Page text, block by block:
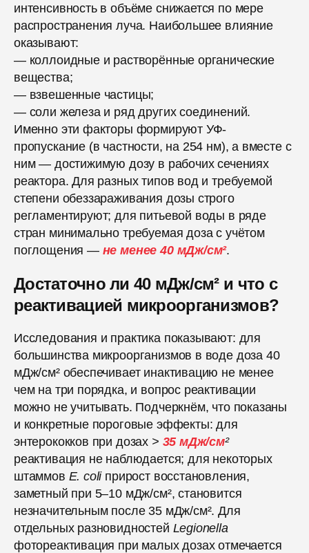
интенсивность в объёме снижается по мере
распространения луча. Наибольшее влияние
оказывают:
— коллоидные и растворённые органические
вещества;
— взвешенные частицы;
— соли железа и ряд других соединений.
Именно эти факторы формируют УФ-
пропускание (в частности, на 254 нм), а вместе с
ним — достижимую дозу в рабочих сечениях
реактора. Для разных типов вод и требуемой
степени обеззараживания дозы строго
регламентируют; для питьевой воды в ряде
стран минимально требуемая доза с учётом
поглощения — не менее 40 мДж/см².
Достаточно ли 40 мДж/см² и что с
реактивацией микроорганизмов?
Исследования и практика показывают: для
большинства микроорганизмов в воде доза 40
мДж/см² обеспечивает инактивацию не менее
чем на три порядка, и вопрос реактивации
можно не учитывать. Подчеркнём, что показаны
и конкретные пороговые эффекты: для
энтерококков при дозах > 35 мДж/см²
реактивация не наблюдается; для некоторых
штаммов E. coliприрост восстановления,
заметный при 5–10 мДж/см², становится
незначительным после 35 мДж/см². Для
отдельных разновидностей Legionella
фотореактивация при малых дозах отмечается